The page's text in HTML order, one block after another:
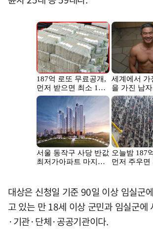
대상은 신청일 기준 90일 이상 임실군
고 있는 만 18세 이상 군민과 임실군에
·기관·단체·공공기관이다.